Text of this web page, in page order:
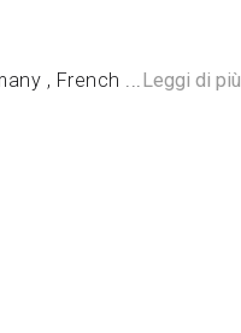
, French ... Leggi di più